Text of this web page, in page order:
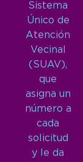
Sistema
Único de
Atención
Vecinal
(SUAV),
que
asigna un
número a
cada
solicitud
y le da